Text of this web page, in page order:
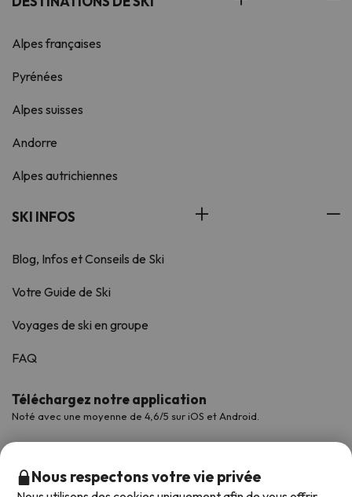
Alpes françaises
Pyrénées
Alpes suisses
Andorre
Alpes autrichiennes
SKI INFOS
Blog, Infos et Conseils de Ski
Votre Guide de Ski
Voyages de ski en groupe
FAQ
Téléchargez notre application
Noté avec une moyenne de 4,6/5 sur iOS et Android.
Nous respectons votre vie privée